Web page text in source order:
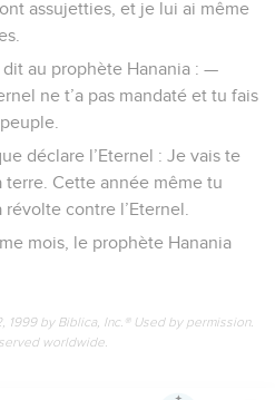
assujetties, et je lui ai même
au prophète Hanania : —
ne t’a pas mandaté et tu fais
déclare l’Eternel : Je vais te
terre. Cette année même tu
contre l’Eternel.
mois, le prophète Hanania
1999 by Biblica, Inc.® Used by permission.
worldwide.